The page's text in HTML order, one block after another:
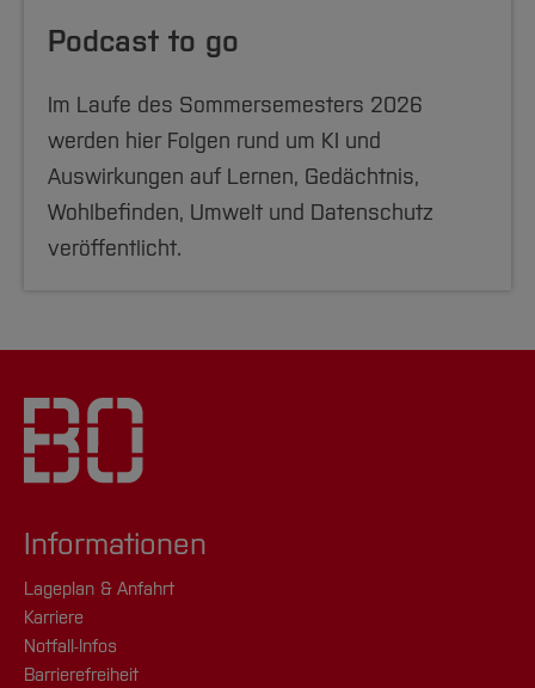
Podcast to go
Im Laufe des Sommersemesters 2026
werden hier Folgen rund um KI und
Auswirkungen auf Lernen, Gedächtnis,
Wohlbefinden, Umwelt und Datenschutz
veröffentlicht.
Informationen
Lageplan & Anfahrt
Karriere
Notfall-Infos
Barrierefreiheit